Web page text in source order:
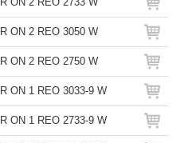
ON 2 REO 3050 W
ON 2 REO 2750 W
ON 1 REO 3033-9 W
ON 1 REO 2733-9 W